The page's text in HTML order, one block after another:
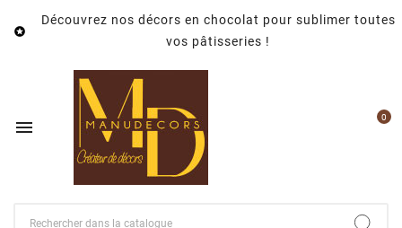

Découvrez nos décors en chocolat pour sublimer toutes
vos pâtisseries !
 0